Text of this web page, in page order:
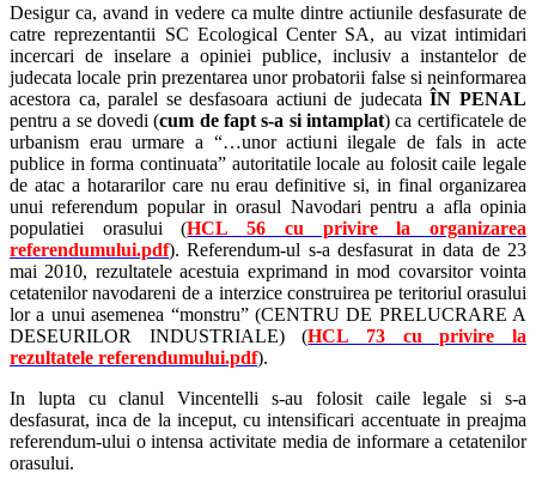
Desigur ca, avand in vedere ca multe dintre actiunile desfasurate de
catre reprezentantii SC Ecological Center SA, au vizat intimidari
incercari de inselare a opiniei publice, inclusiv a instantelor de
judecata locale prin prezentarea unor probatorii false si neinformarea
acestora ca, paralel se desfasoara actiuni de judecataÎN PENAL
pentru a se dovedi (cum de fapt s-a si intamplat) ca certificatele de
urbanism erau urmare a “…unor actiuni ilegale de fals in acte
publice in forma continuata” autoritatile locale au folosit caile legale
de atac a hotararilor care nu erau definitive si, in final organizarea
unui referendum popular in orasul Navodari pentru a afla opinia
populatiei orasului (HCL 56 cu privire la organizarea
referendumului.pdf). Referendum-ul s-a desfasurat in data de 23
mai 2010, rezultatele acestuia exprimand in mod covarsitor vointa
cetatenilor navodareni de a interzice construirea pe teritoriul orasului
lor a unui asemenea “monstru” (CENTRU DE PRELUCRARE A
DESEURILOR INDUSTRIALE) (HCL 73 cu privire la
rezultatele referendumului.pdf).
In lupta cu clanul Vincentelli s-au folosit caile legale si s-a
desfasurat, inca de la inceput, cu intensificari accentuate in preajma
referendum-ului o intensa activitate media de informare a cetatenilor
orasului.